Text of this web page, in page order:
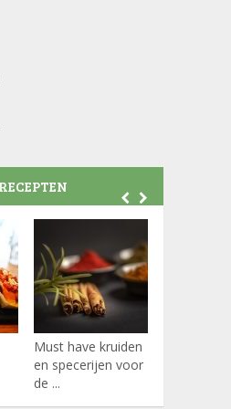
Must have kruiden
en specerijen voor
de ...